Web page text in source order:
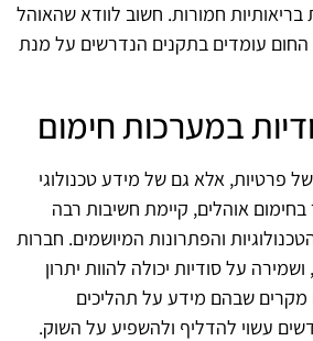
בריאותיות חמורות. חשוב לוודא שהאוהל
החום עומדים בתקנים הנדרשים על מנת
במערכות חימום
פרטיות, אלא גם של מידע טכנולוגי
אוהלים, קיימת חשיבות רבה
והפתרונות המיושמים. חברות
על סודיות יכולה להוות יתרון
מקרים שבהם מידע על תהליכים
עשוי להדליף ולהשפיע על השוק.